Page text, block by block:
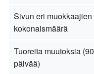
Sivun eri muokkaajien
kokonaismäärä
Tuoreita muutoksia (90
päivää)